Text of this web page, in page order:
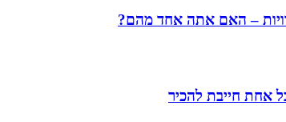
– האם אתה אחד מהם?